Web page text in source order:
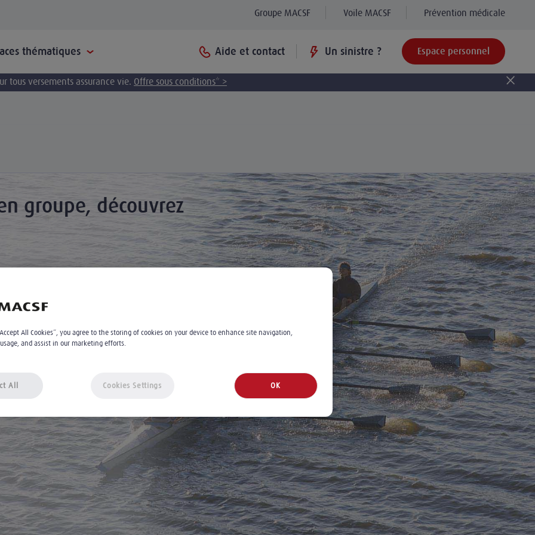
Groupe MACSF Voile MACSF Prévention médicale
thématiques Aide et contact Un sinistre ? Espace personnel
tous versements assurance vie. Offre sous conditions* >
groupe, découvrez
ont favorisé
CPTS ? Vous vous
de votre projet !
All Cookies”, you agree to the storing of cookies on your device to enhance site navigation,
and assist in our marketing efforts.
All OK
Cookies Settings